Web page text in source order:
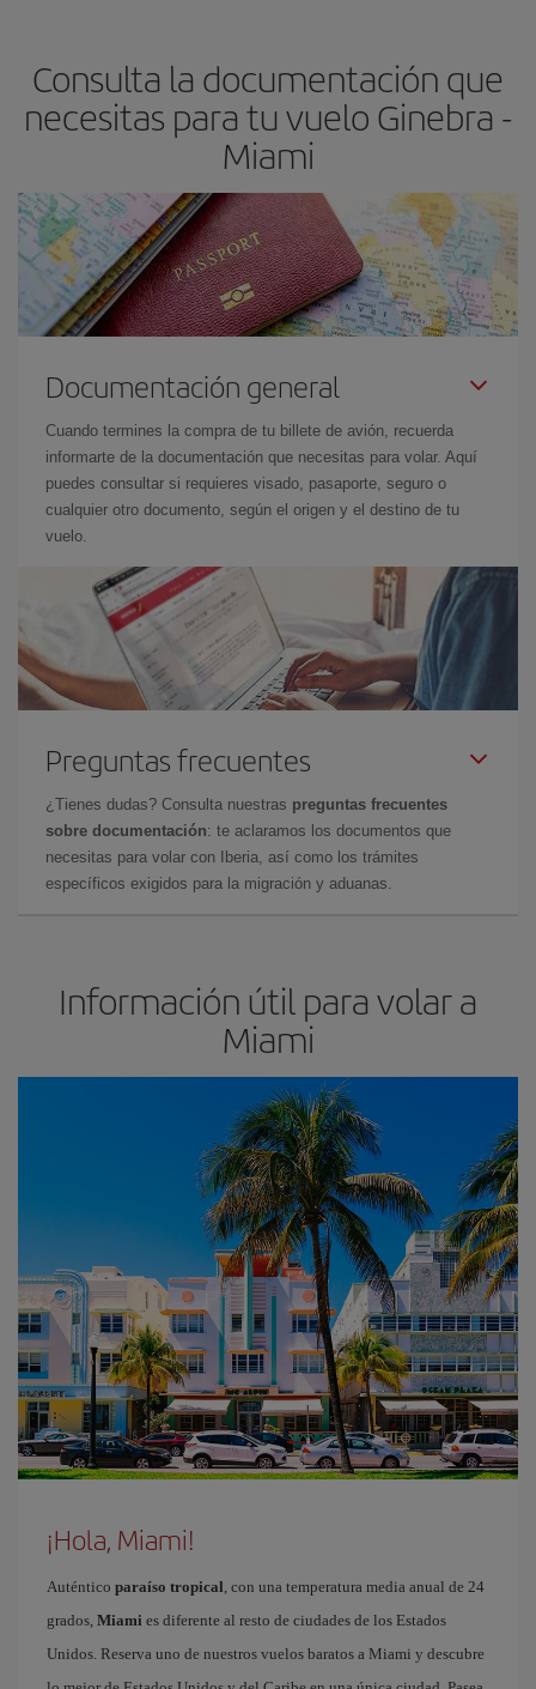
Consulta la documentación que
necesitas para tu vuelo Ginebra -
Miami
Documentación general
Cuando termines la compra de tu billete de avión, recuerda
informarte de la documentación que necesitas para volar. Aquí
puedes consultar si requieres visado, pasaporte, seguro o
cualquier otro documento, según el origen y el destino de tu
vuelo.
Preguntas frecuentes
¿Tienes dudas? Consulta nuestras preguntas frecuentes
sobre documentación: te aclaramos los documentos que
necesitas para volar con Iberia, así como los trámites
específicos exigidos para la migración y aduanas.
Información útil para volar a
Miami
¡Hola, Miami!
Auténtico paraíso tropical, con una temperatura media anual de 24
grados, Miami es diferente al resto de ciudades de los Estados
Unidos. Reserva uno de nuestros vuelos baratos a Miami y descubre